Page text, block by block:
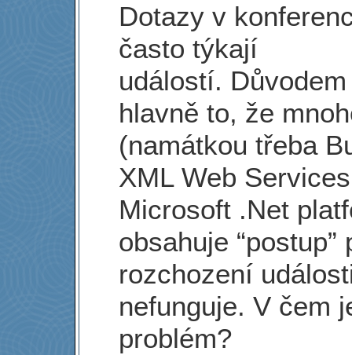
Dotazy v
často týkají
událostí.
hlavně to, že
(namátkou třeba
XML Web
Microsoft .Net
obsahuje “postup”
rozchození
nefunguje. V čem
problém?